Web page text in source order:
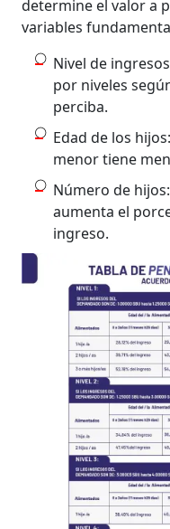
determine el valor a
variables
Nivel de
por niveles
perciba.
Edad de los
menor tiene
Número de
aumenta el
ingreso.